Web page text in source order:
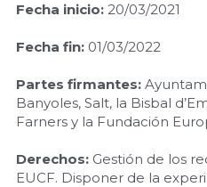
Fecha inicio: 20/03/2021
Fecha fin: 01/03/2022
Partes firmantes:
Banyoles, Salt, la Bisbal
Farners y la Fundación
Derechos: Gestión de los
EUCF. Disponer de la